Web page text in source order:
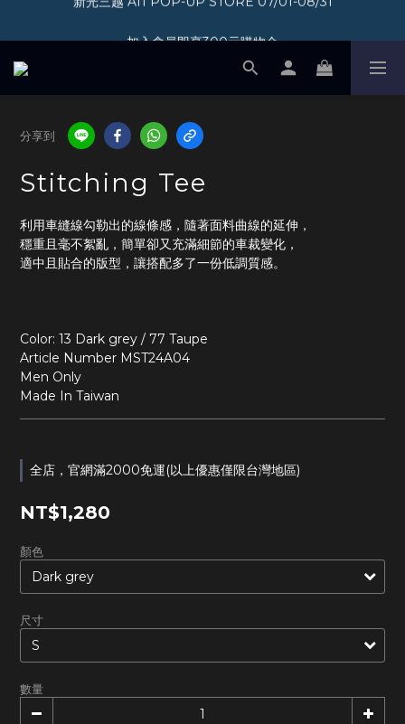
加入會員即享300元購物金
分享到
Stitching Tee
利用車縫線勾勒出的線條感，隨著面料曲線的延伸，
穩重且毫不絮亂，簡單卻又充滿細節的車裁變化，
適中且貼合的版型，讓搭配多了一份低調質感。
Color: 13 Dark grey / 77 Taupe
Article Number MST24A04
Men Only
Made In Taiwan
全店，官網滿2000免運(以上優惠僅限台灣地區)
NT$1,280
顏色
尺寸
數量